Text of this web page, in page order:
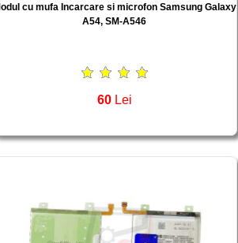
cu mufa Incarcare si microfon Samsung Galaxy
A54, SM-A546
60 Lei